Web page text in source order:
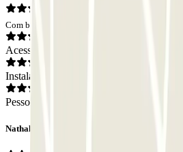
Com base em 26 opiniões
Acesso
Instalações
Pessoal
Nathalie